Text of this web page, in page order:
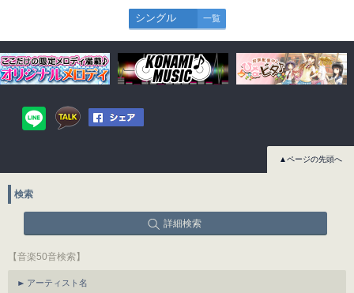
シングル 一覧
▲ページの先頭へ
検索
詳細検索
【音楽50音検索】
アーティスト名